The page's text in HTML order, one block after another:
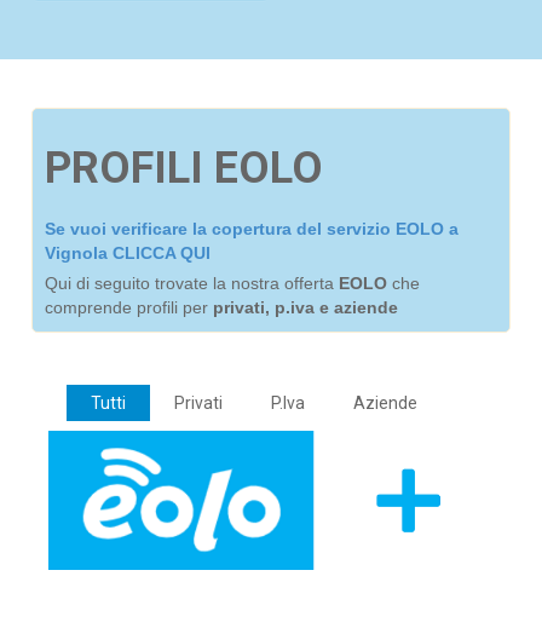
PROFILI EOLO
Se vuoi verificare la copertura del servizio EOLO a
Vignola CLICCA QUI
Qui di seguito trovate la nostra offerta EOLO che
comprende profili per privati, p.iva e aziende
Tutti Privati P.Iva Aziende